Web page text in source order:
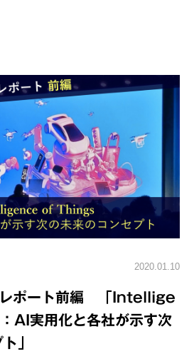
2020.01.10
ポート前編 「Intellige
実用化と各社が示す次
」